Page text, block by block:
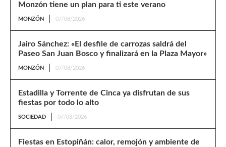
Monzón tiene un plan para ti este verano
MONZÓN 07/08/2026
Jairo Sánchez: «El desfile de carrozas saldrá del
Paseo San Juan Bosco y finalizará en la Plaza Mayor»
MONZÓN 07/08/2026
Estadilla y Torrente de Cinca ya disfrutan de sus
fiestas por todo lo alto
SOCIEDAD 07/08/2026
Fiestas en Estopiñán: calor, remojón y ambiente de